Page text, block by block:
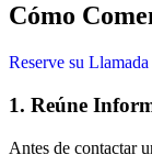
Cómo
Reserve su
1. Reúne
Antes de contactar